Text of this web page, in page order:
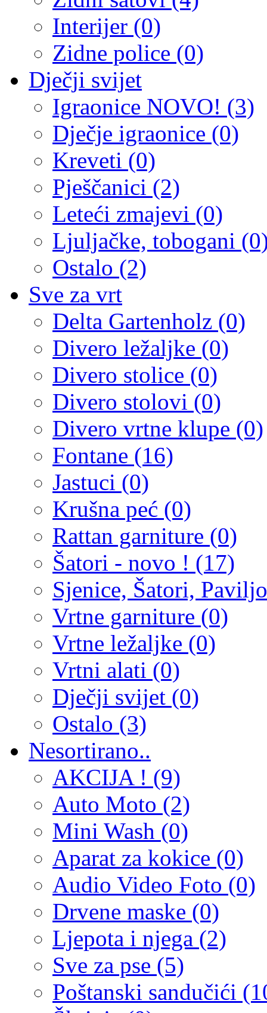
Interijer (0)
Zidne police (0)
Dječji svijet
Igraonice NOVO! (3)
Dječje igraonice (0)
Kreveti (0)
Pješčanici (2)
Leteći zmajevi (0)
Ljuljačke, tobogani
Ostalo (2)
Sve za vrt
Delta Gartenholz (0)
Divero ležaljke (0)
Divero stolice (0)
Divero stolovi (0)
Divero vrtne klupe (0)
Fontane (16)
Jastuci (0)
Krušna peć (0)
Rattan garniture (0)
Šatori - novo ! (17)
Sjenice, Šatori,
Vrtne garniture (0)
Vrtne ležaljke (0)
Vrtni alati (0)
Dječji svijet (0)
Ostalo (3)
Nesortirano..
AKCIJA ! (9)
Auto Moto (2)
Mini Wash (0)
Aparat za kokice (0)
Audio Video Foto (0)
Drvene maske (0)
Ljepota i njega (2)
Sve za pse (5)
Poštanski sandučići